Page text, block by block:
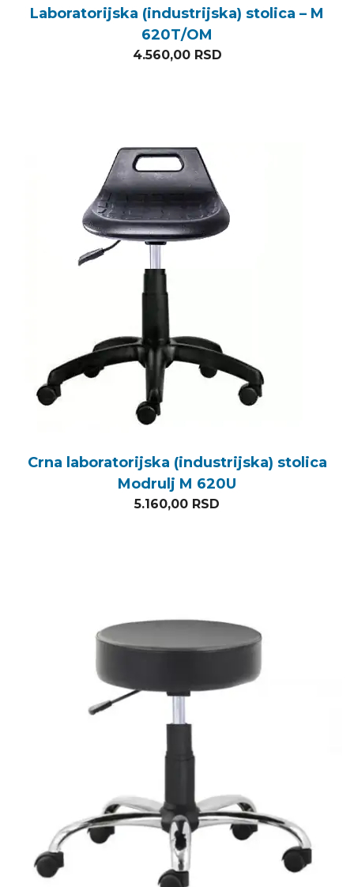
Laboratorijska (industrijska) stolica – M
620T/OM
4.560,00 RSD
Crna laboratorijska (industrijska) stolica
Modrulj M 620U
5.160,00 RSD